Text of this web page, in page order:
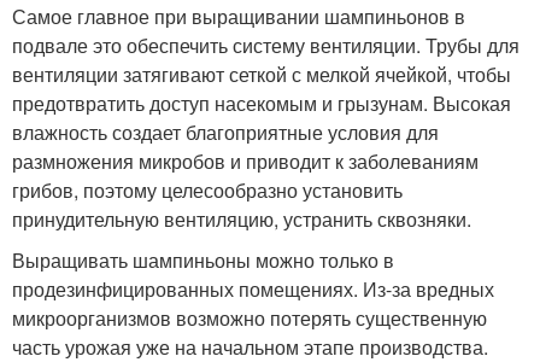
Самое главное при выращивании шампиньонов в
подвале это обеспечить систему вентиляции. Трубы для
вентиляции затягивают сеткой с мелкой ячейкой, чтобы
предотвратить доступ насекомым и грызунам. Высокая
влажность создает благоприятные условия для
размножения микробов и приводит к заболеваниям
грибов, поэтому целесообразно установить
принудительную вентиляцию, устранить сквозняки.
Выращивать шампиньоны можно только в
продезинфицированных помещениях. Из-за вредных
микроорганизмов возможно потерять существенную
часть урожая уже на начальном этапе производства.